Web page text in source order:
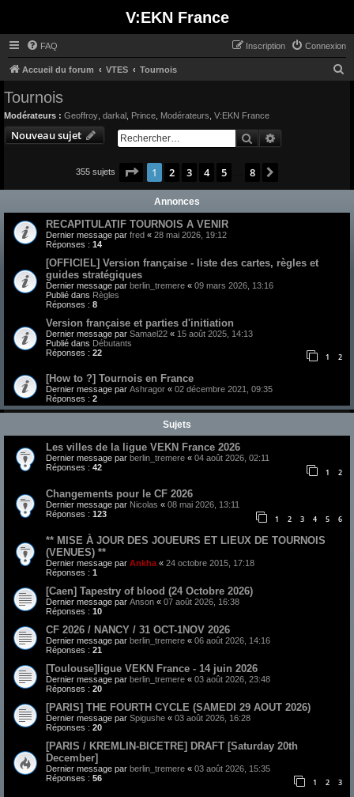
V:EKN France
FAQ Connexion
Inscription
Accueil du forum VTES Tournois
Tournois
Modérateurs : Geoffroy darkal Prince Modérateurs V:EKN France
Nouveau sujet Rechercher
355 sujets Page 1sur8
1 2 3 4 5 8
Annonces
RECAPITULATIF TOURNOIS A VENIR
Dernier message par fred « 28 mai 2026, 19:12
Réponses : 14
[OFFICIEL] Version française - liste des cartes, règles et
guides stratégiques
Dernier message par berlin_tremere « 09 mars 2026, 13:16
Publié dans Règles
Réponses : 8
Version française et parties d'initiation
Dernier message par Samael22 « 15 août 2025, 14:13
Publié dans Débutants
Réponses : 22 1 2
[How to ?] Tournois en France
Dernier message par Ashragor « 02 décembre 2021, 09:35
Réponses : 2
Sujets
Les villes de la ligue VEKN France 2026
Dernier message par berlin_tremere « 04 août 2026, 02:11
Réponses : 42 1 2
Changements pour le CF 2026
Dernier message par Nicolas « 08 mai 2026, 13:11
Réponses : 123 1 2 3 4 5 6
** MISE À JOUR DES JOUEURS ET LIEUX DE TOURNOIS
(VENUES) **
Dernier message par Ankha « 24 octobre 2015, 17:18
Réponses : 1
[Caen] Tapestry of blood (24 Octobre 2026)
Dernier message par Anson « 07 août 2026, 16:38
Réponses : 10
CF 2026 / NANCY / 31 OCT-1NOV 2026
Dernier message par berlin_tremere « 06 août 2026, 14:16
Réponses : 21
[Toulouse]ligue VEKN France - 14 juin 2026
Dernier message par berlin_tremere « 03 août 2026, 23:48
Réponses : 20
[PARIS] THE FOURTH CYCLE (SAMEDI 29 AOUT 2026)
Dernier message par Spigushe « 03 août 2026, 16:28
Réponses : 20
[PARIS / KREMLIN-BICETRE] DRAFT [Saturday 20th
December]
Dernier message par berlin_tremere « 03 août 2026, 15:35
Réponses : 56 1 2 3